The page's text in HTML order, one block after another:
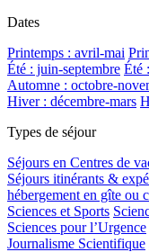
Dates
Printemps : avril-mai
Été : juin-septembre Été
Automne : octobre-
Hiver : décembre-mars
Types de séjour
Séjours en Centres de
Séjours itinérants &
hébergement en gîte ou
Sciences et Sports
Sciences pour l’Urgence
Journalisme Scientifique